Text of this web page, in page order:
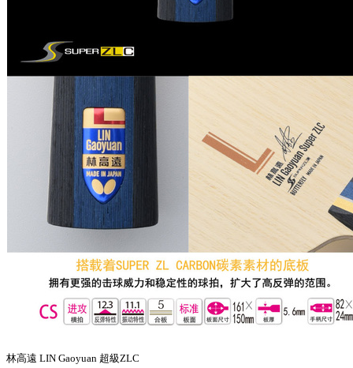
林高遠 LIN Gaoyuan 超級ZLC